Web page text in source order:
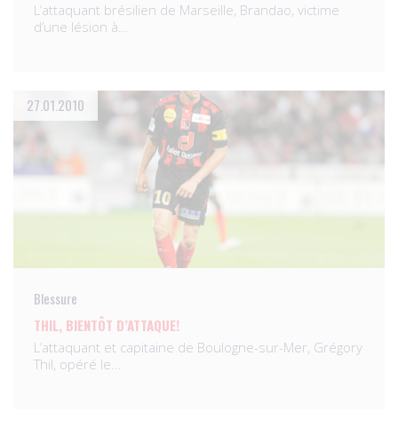
L’attaquant brésilien de Marseille, Brandao, victime
d’une lésion à…
27.01.2010
Blessure
THIL, BIENTÔT D’ATTAQUE!
L’attaquant et capitaine de Boulogne-sur-Mer, Grégory
Thil, opéré le…